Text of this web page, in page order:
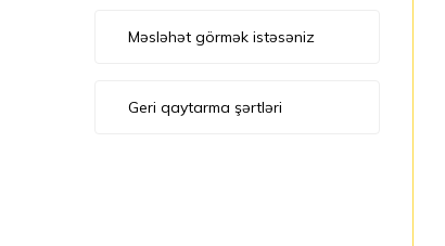
Məsləhət görmək istəsəniz
Geri qaytarma şərtləri